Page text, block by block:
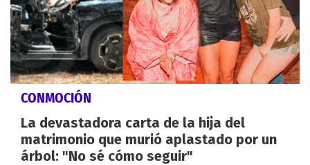
CONMOCIÓN
La devastadora carta de la hija del
matrimonio que murió aplastado por un
árbol: "No sé cómo seguir"